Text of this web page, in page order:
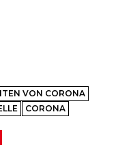
VON CORONA
CORONA